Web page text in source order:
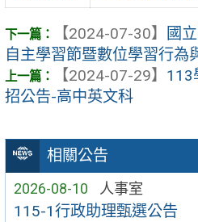
相關公告
2026-08-10 人事室
115-1行政助理甄選公告
【2024-07-30】
國
自主學習節暨數位學習行為
【2024-07-29】 113
招公告-高中英文科